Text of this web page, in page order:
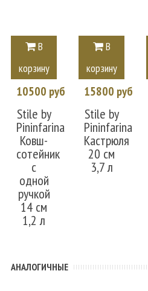
В
корзину
10500 руб
Stile by
Pininfarina
Ковш-
сотейник
с
одной
ручкой
14 см
1,2 л
В
корзину
15800 руб
Stile by
Pininfarina
Кастрюля
20 см
3,7 л
АНАЛОГИЧНЫЕ